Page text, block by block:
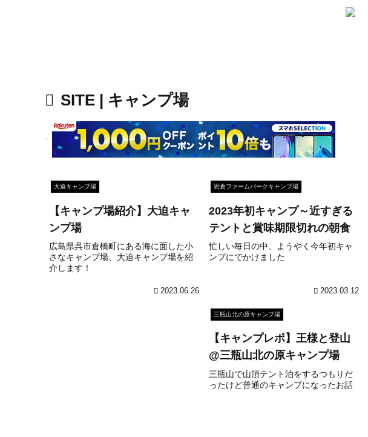
SITE | キャンプ場
大迫キャンプ場
【キャンプ場紹介】大迫キャ
ンプ場
広島県呉市倉橋町にある海に面した小
さなキャンプ場、大迫キャンプ場を紹
介します！
2023.06.26
岩倉ファームパークキャンプ場
2023年初キャンプ～近すぎる
テントと賞味期限切れの朝食
忙しい毎日の中、ようやく今年初キャ
ンプにでかけました
2023.03.12
三瓶山北の原キャンプ場
【キャンプレポ】王様と登山
@三瓶山北の原キャンプ場
三瓶山で山頂テント泊をするつもりだ
ったけど普通のキャンプになったお話